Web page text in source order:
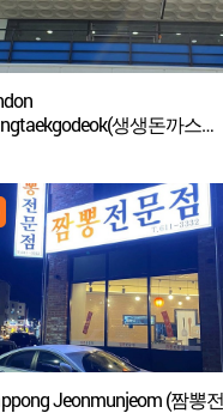
생생돈까스
Jeonmunjeom (짬뽕